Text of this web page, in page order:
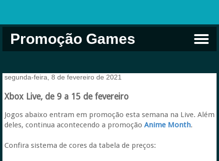
Promoção Games
segunda-feira, 8 de fevereiro de 2021
Xbox Live, de 9 a 15 de fevereiro
Jogos abaixo entram em promoção esta semana na Live. Além
deles, continua acontecendo a promoção Anime Month.
Confira sistema de cores da tabela de preços: